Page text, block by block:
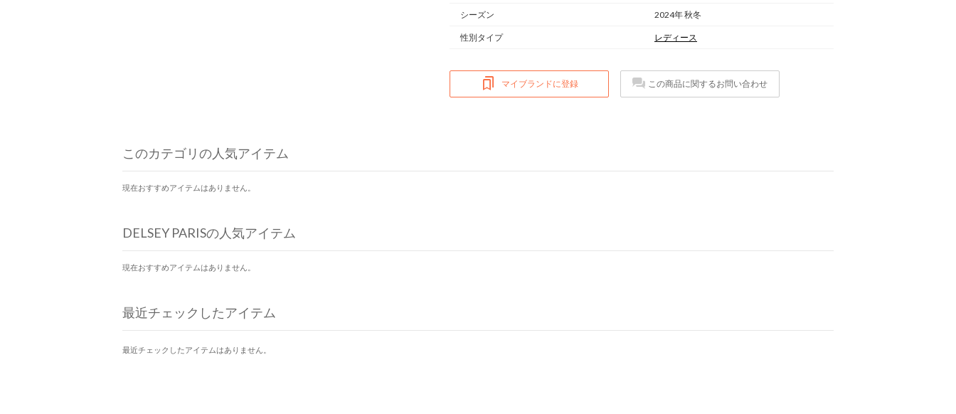
シーズン 2024年 秋冬
性別タイプ レディース
マイブランドに登録 この商品に関するお問い合わせ
このカテゴリの人気アイテム
現在おすすめアイテムはありません。
DELSEY PARISの人気アイテム
現在おすすめアイテムはありません。
最近チェックしたアイテム
最近チェックしたアイテムはありません。